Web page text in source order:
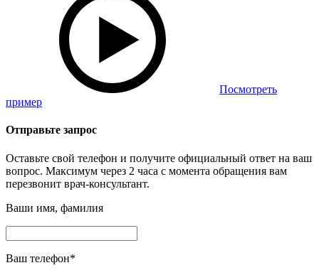
Посмотреть
пример
Отправьте запрос
Оставьте свой телефон и получите официальный ответ на ваш
вопрос. Максимум через 2 часа с момента обращения вам
перезвонит врач-консультант.
Ваши имя, фамилия
Ваш телефон*